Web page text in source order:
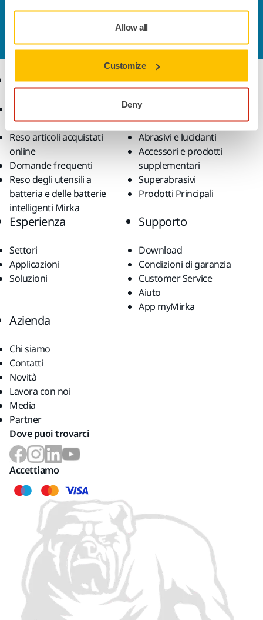
Allow all
Customize
Deny
Contattaci
Vuoi saperne di più?Contattaci
Ecommerce
generali di vendita
Reso articoli acquistati
online
Domande frequenti
Reso degli utensili a
batteria e delle batterie
intelligenti Mirka
Prodotti
Utensili
Levigatura senza polvere
Abrasivi e lucidanti
Accessori e prodotti
supplementari
Superabrasivi
Prodotti Principali
Esperienza
Settori
Applicazioni
Soluzioni
Supporto
Download
Condizioni di garanzia
Customer Service
Aiuto
App myMirka
Azienda
Chi siamo
Contatti
Novità
Lavora con noi
Media
Partner
Dove puoi trovarci
Accettiamo